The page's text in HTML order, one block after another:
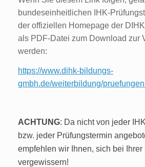
bundeseinheitlichen IHK-
der offiziellen Homepage der
als PDF-Datei zum Download zur
werden:
https://www.dihk-bildungs-
gmbh.de/weiterbildung/
ACHTUNG: Da nicht von jeder
bzw. jeder Prüfungstermin
empfehlen wir Ihnen, sich bei
vergewissern!